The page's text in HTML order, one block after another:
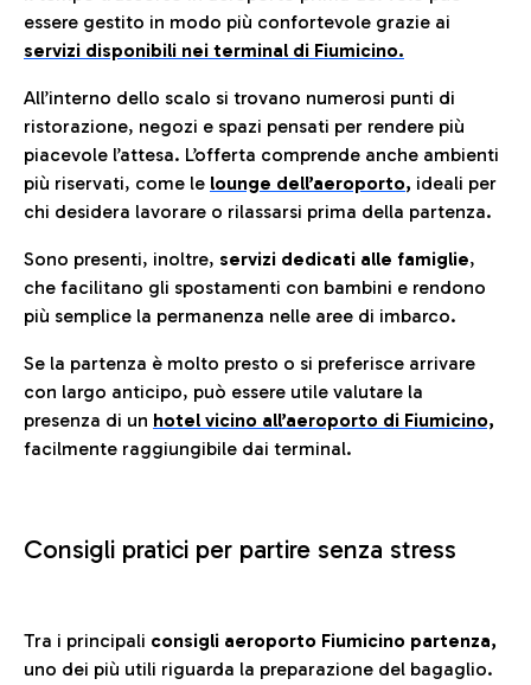
essere gestito in modo più confortevole grazie ai
servizi disponibili nei terminal di Fiumicino.
All’interno dello scalo si trovano numerosi punti di
ristorazione, negozi e spazi pensati per rendere più
piacevole l’attesa. L’offerta comprende anche ambienti
più riservati, come le lounge dell’aeroporto, ideali per
chi desidera lavorare o rilassarsi prima della partenza.
Sono presenti, inoltre, servizi dedicati alle famiglie,
che facilitano gli spostamenti con bambini e rendono
più semplice la permanenza nelle aree di imbarco.
Se la partenza è molto presto o si preferisce arrivare
con largo anticipo, può essere utile valutare la
presenza di un hotel vicino all’aeroporto di Fiumicino,
facilmente raggiungibile dai terminal.
Consigli pratici per partire senza stress
Tra i principali consigli aeroporto Fiumicino partenza,
uno dei più utili riguarda la preparazione del bagaglio.